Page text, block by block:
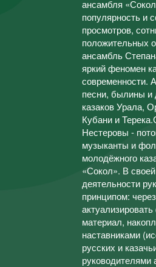
ансамбля
популярность и
просмотров,
положительных
ансамбль
яркий феномен
современности.
песни, былины и
казаков Урала,
Кубани и
Нестеровы -
музыканты и
молодёжного
«Сокол». В
деятельности
принципом:
материал,
наставниками
русских и
руководителями